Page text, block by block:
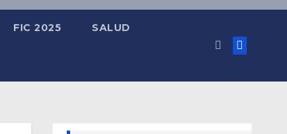
FIC 2025 SALUD